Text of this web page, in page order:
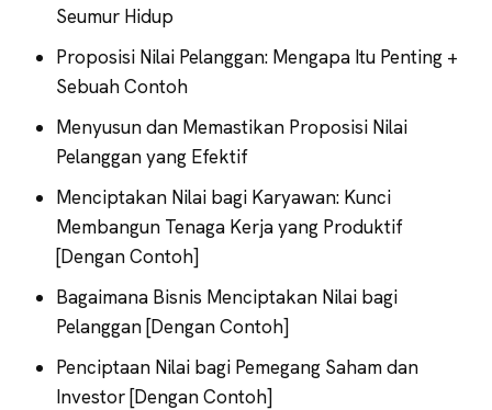
Seumur Hidup
Proposisi Nilai Pelanggan: Mengapa Itu Penting +
Sebuah Contoh
Menyusun dan Memastikan Proposisi Nilai
Pelanggan yang Efektif
Menciptakan Nilai bagi Karyawan: Kunci
Membangun Tenaga Kerja yang Produktif
[Dengan Contoh]
Bagaimana Bisnis Menciptakan Nilai bagi
Pelanggan [Dengan Contoh]
Penciptaan Nilai bagi Pemegang Saham dan
Investor [Dengan Contoh]